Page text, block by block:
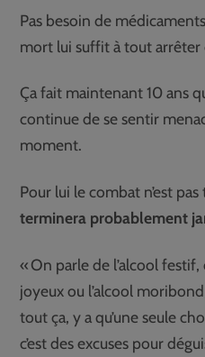
Pas besoin de
mort lui suffit à tout arrêter
Ça fait maintenant 10 ans
continue de se sentir
moment.
Pour lui le combat n’est
terminera probablement
« On parle de l’alcool festif,
joyeux ou l’alcool
tout ça, y a qu’une seule
c’est des excuses pour